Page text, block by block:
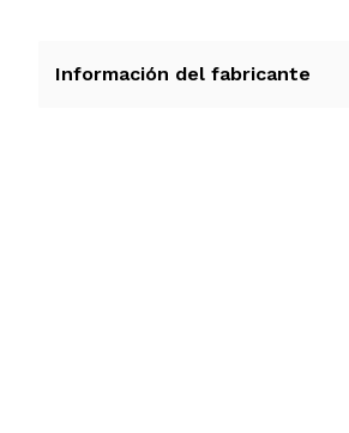
Información del fabricante